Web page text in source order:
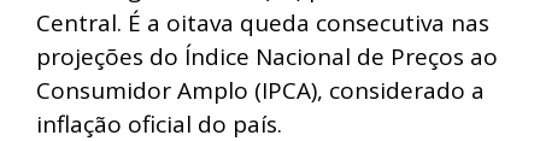
Central. É a oitava queda consecutiva nas
projeções do Índice Nacional de Preços ao
Consumidor Amplo (IPCA), considerado a
inflação oficial do país.